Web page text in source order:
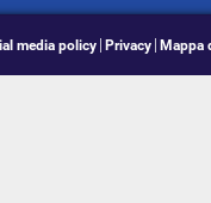
media policy Privacy Mappa